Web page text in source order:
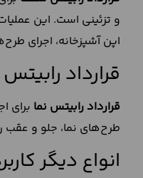
و تزئینی است. این
اپن آشپزخانه، اجرای
قرارداد رابیتس
قرارداد رابیتس نما برای
طرح‌های نما، جلو و عقب
انواع دیگر